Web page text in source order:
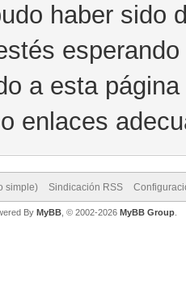
haber sido
a esta
enlaces
simple) Sindicación RSS
By MyBB , © 2002-2026 MyBB Group